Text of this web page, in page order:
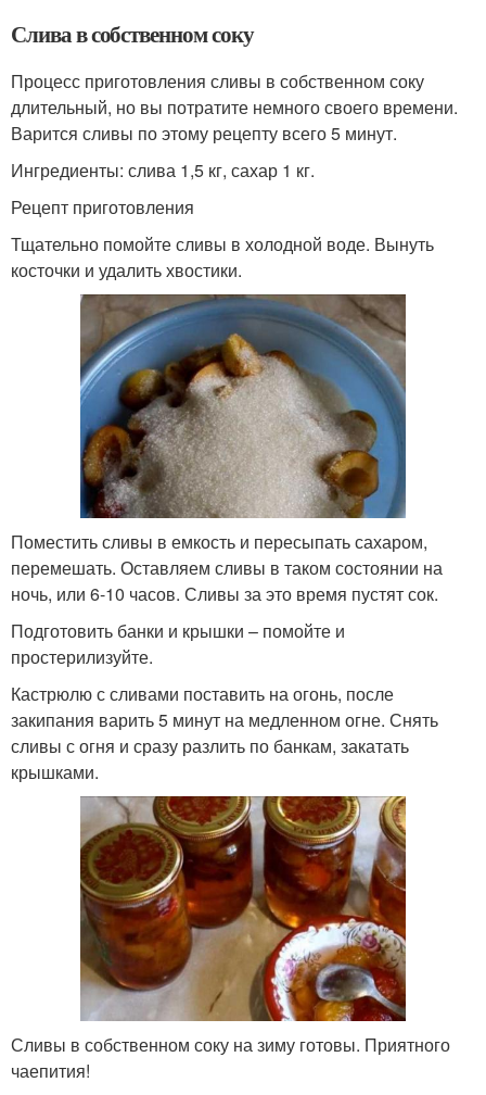
Слива в собственном соку
Процесс приготовления сливы в собственном соку
длительный, но вы потратите немного своего времени.
Варится сливы по этому рецепту всего 5 минут.
Ингредиенты: слива 1,5 кг, сахар 1 кг.
Рецепт приготовления
Тщательно помойте сливы в холодной воде. Вынуть
косточки и удалить хвостики.
Поместить сливы в емкость и пересыпать сахаром,
перемешать. Оставляем сливы в таком состоянии на
ночь, или 6-10 часов. Сливы за это время пустят сок.
Подготовить банки и крышки – помойте и
простерилизуйте.
Кастрюлю с сливами поставить на огонь, после
закипания варить 5 минут на медленном огне. Снять
сливы с огня и сразу разлить по банкам, закатать
крышками.
Сливы в собственном соку на зиму готовы. Приятного
чаепития!